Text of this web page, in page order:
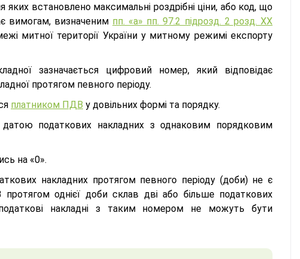
встановлено максимальні роздрібні ціни, або код, що
вимогам, визначеним пп. «а» пп. 97.2 підрозд. 2 розд. ХХ
митної території України у митному режимі експорту
зазначається цифровий номер, який відповідає
протягом певного періоду.
платником ПДВ у довільних формі та порядку.
податкових накладних з однаковим порядковим
на «0».
накладних протягом певного періоду (доби) не є
однієї доби склав дві або більше податкових
накладні з таким номером не можуть бути